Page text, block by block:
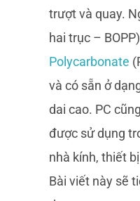
trượt và quay.
hai trục –
Polycarbonate
và có sẵn ở
dai cao. PC
được sử dụng
nhà kính, thiết
Bài viết này sẽ